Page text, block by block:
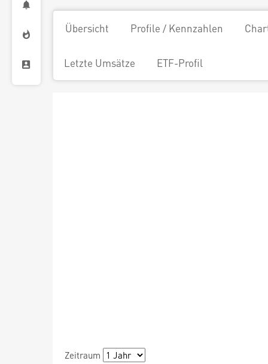
Übersicht Profile / Kennzahlen
Letzte Umsätze ETF-Profil
Zeitraum